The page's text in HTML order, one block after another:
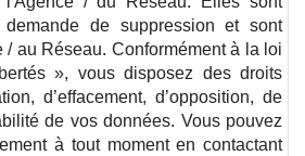
demande de suppression et sont
au Réseau. Conformément à la loi
», vous disposez des droits
d’effacement, d’opposition, de
de vos données. Vous pouvez
à tout moment en contactant